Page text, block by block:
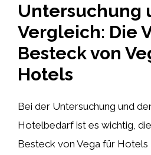
Untersuchung
Vergleich: Die
Besteck von
Hotels
Bei der Untersuchung und
Hotelbedarf ist es wichtig,
Besteck von Vega für Hotels